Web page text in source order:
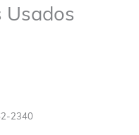
Usados
2340